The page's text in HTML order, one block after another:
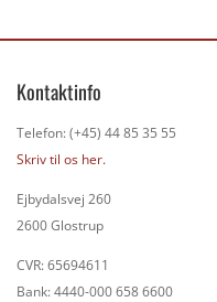
Kontaktinfo
Telefon: (+45) 44 85 35 55
Skriv til os her.
Ejbydalsvej 260
2600 Glostrup
CVR: 65694611
Bank: 4440-000 658 6600